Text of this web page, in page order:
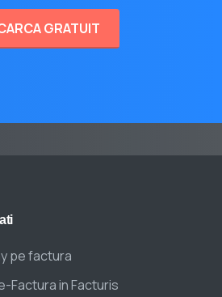
GRATUIT
pe factura
Factura in Facturis